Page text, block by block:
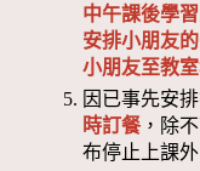
中午課後學
安排小朋友
小朋友至教
因已事先安
時訂餐，除
布停止上課